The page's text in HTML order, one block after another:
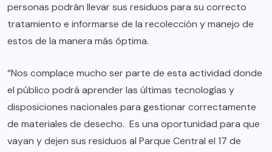
personas podrán llevar sus residuos para su correcto
tratamiento e informarse de la recolección y manejo de
estos de la manera más óptima.
“Nos complace mucho ser parte de esta actividad donde
el público podrá aprender las últimas tecnologías y
disposiciones nacionales para gestionar correctamente
de materiales de desecho. Es una oportunidad para que
vayan y dejen sus residuos al Parque Central el 17 de